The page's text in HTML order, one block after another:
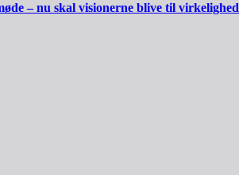
– nu skal visionerne blive til virkelighed